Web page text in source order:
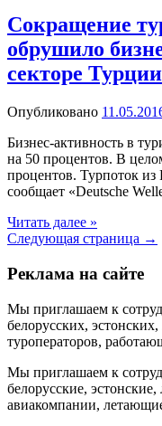
России
в
Турцию
самолета
воздухе
двигатель
Сокращение
обрушило
секторе Турции
Опубликовано
Бизнес-активность в
на 50 процентов. В
процентов. Турпоток
сообщает «Deutsche
Читать далее »
турпотока
России
в
секторе
Турции
Следующая страница →
Реклама на сайте
Мы приглашаем к
белорусских,
туроператоров,
Мы приглашаем к
белорусские,
авиакомпании,